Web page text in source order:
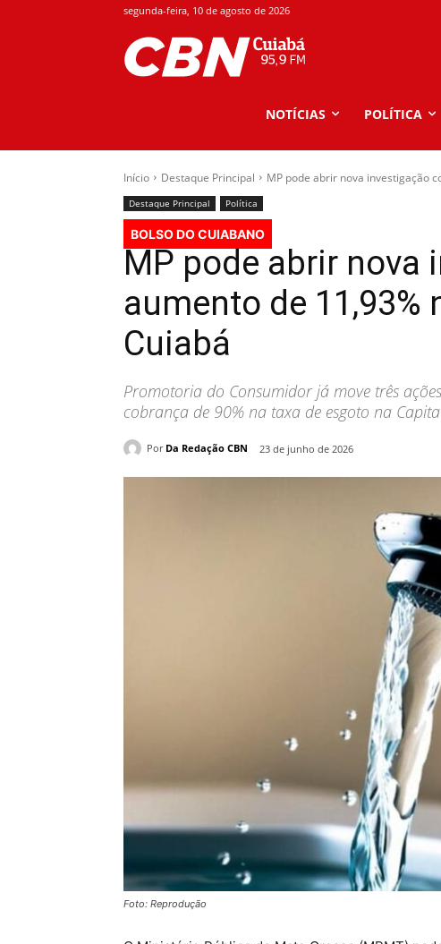
segunda-feira, 10 de agosto de 2026
NOTÍCIAS POLÍTICA
Início Destaque Principal MP pode abrir nova investigação
Destaque Principal Política
BOLSO DO CUIABANO
MP pode abrir nova
aumento de 11,93%
Cuiabá
Promotoria do Consumidor já move três
cobrança de 90% na taxa de esgoto na Capita
Por Da Redação CBN 23 de junho de 2026
Foto: Reprodução